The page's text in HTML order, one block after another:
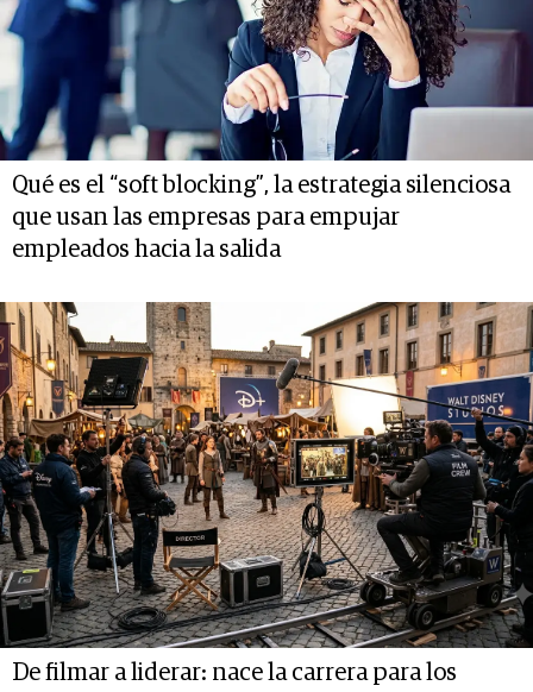
Qué es el “soft blocking”, la estrategia silenciosa
que usan las empresas para empujar
empleados hacia la salida
De filmar a liderar: nace la carrera para los